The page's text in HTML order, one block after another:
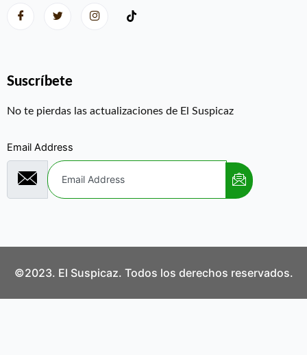
Suscríbete
No te pierdas las actualizaciones de El Suspicaz
Email Address
©2023. El Suspicaz. Todos los derechos reservados.